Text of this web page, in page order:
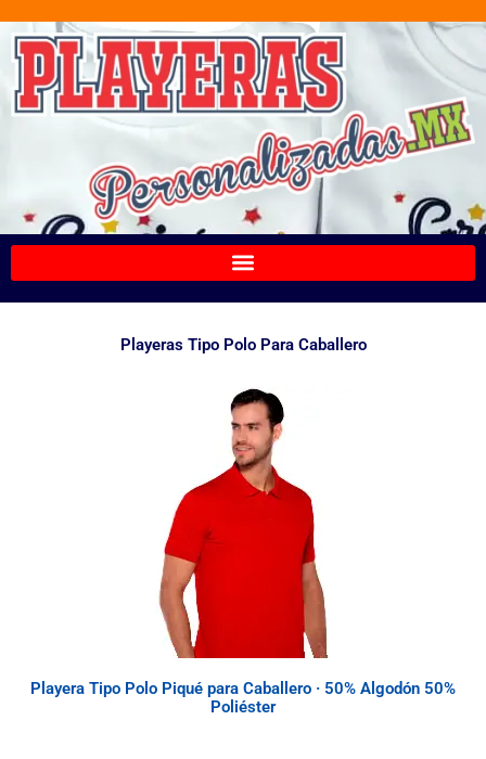
contenido
Playeras Tipo Polo Para Caballero
Playera Tipo Polo Piqué para Caballero · 50% Algodón 50%
Poliéster